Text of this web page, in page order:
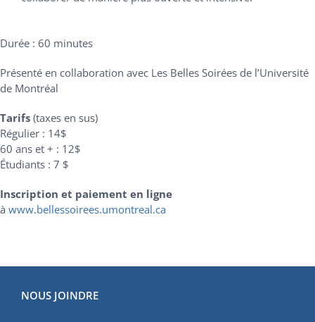
Durée : 60 minutes
Présenté en collaboration avec Les Belles Soirées de l’Université
de Montréal
Tarifs (taxes en sus)
Régulier : 14$
60 ans et + : 12$
Étudiants : 7 $
Inscription et paiement en ligne
à www.bellessoirees.umontreal.ca
NOUS JOINDRE